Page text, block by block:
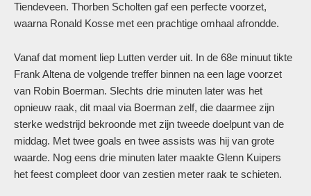
Tiendeveen. Thorben Scholten gaf een perfecte voorzet,
waarna Ronald Kosse met een prachtige omhaal afrondde.
Vanaf dat moment liep Lutten verder uit. In de 68e minuut tikte
Frank Altena de volgende treffer binnen na een lage voorzet
van Robin Boerman. Slechts drie minuten later was het
opnieuw raak, dit maal via Boerman zelf, die daarmee zijn
sterke wedstrijd bekroonde met zijn tweede doelpunt van de
middag. Met twee goals en twee assists was hij van grote
waarde. Nog eens drie minuten later maakte Glenn Kuipers
het feest compleet door van zestien meter raak te schieten.